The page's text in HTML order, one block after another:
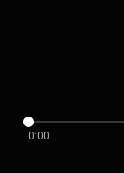
0:00